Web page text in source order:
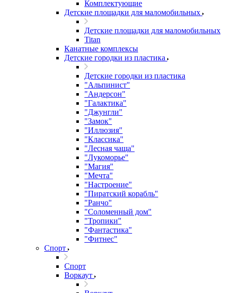
Комплектующие
Детские площадки для маломобильных
Детские площадки для маломобильных
Titan
Канатные комплексы
Детские городки из пластика
Детские городки из пластика
"Альпинист"
"Андерсон"
"Галактика"
"Джунгли"
"Замок"
"Иллюзия"
"Классика"
"Лесная чаща"
"Лукоморье"
"Магия"
"Мечта"
"Настроение"
"Пиратский корабль"
"Ранчо"
"Соломенный дом"
"Тропики"
"Фантастика"
"Фитнес"
Спорт
Спорт
Воркаут